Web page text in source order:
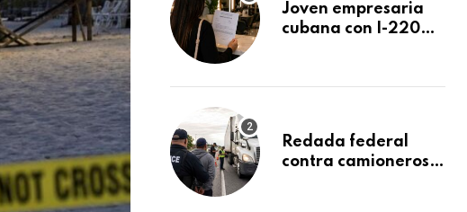
Joven empresaria
cubana con I-220A
“Todavía no me
Redada federal
contra camioneros